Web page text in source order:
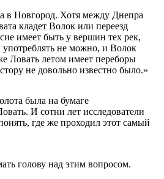
в Новгород. Хотя между Днепра
кладет Волок или переезд
имеет быть у вершин тех рек,
не можно, и Волок
Ловать летом имеет переборы
не довольно известно было.»
была на бумаге
И сотни лет исследователи
где же проходил этот самый
голову над этим вопросом.